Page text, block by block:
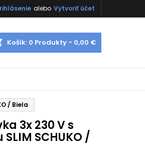
alebo Vytvoriť účet
Košík: 0 Produkty - 0,00 €
/ Biela
3x 230 V s
SCHUKO /